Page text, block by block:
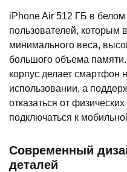
iPhone Air 512 ГБ в белом
пользователей, которым
минимального веса,
большого объема
корпус делает смартфон
использовании, а
отказаться от
подключаться к
Современный
деталей